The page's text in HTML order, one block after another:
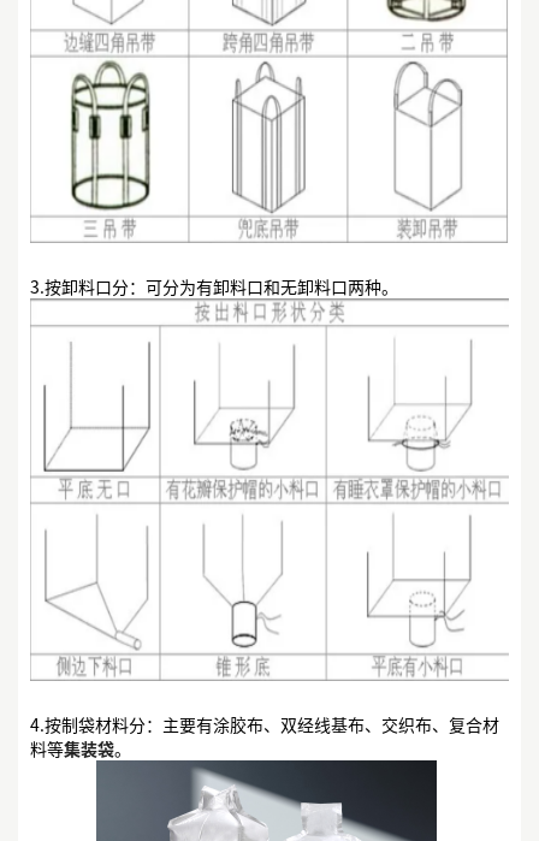
3.按卸料口分：可分为有卸料口和无卸料口两种。
4.按制袋材料分：主要有涂胶布、双经线基布、交织布、复合材
料等集装袋。